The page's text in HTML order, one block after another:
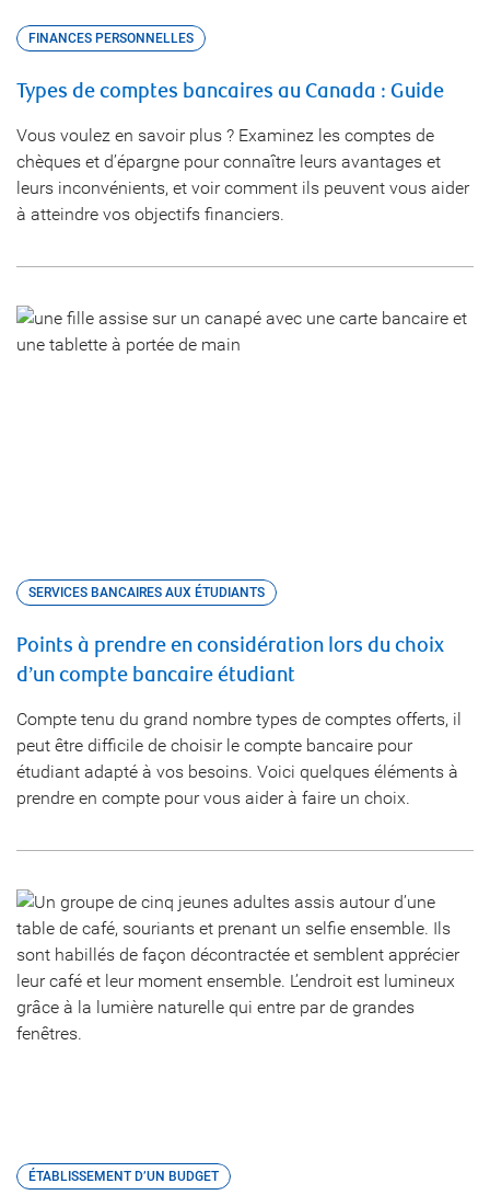
FINANCES PERSONNELLES
Types de comptes bancaires au Canada : Guide
Vous voulez en savoir plus ? Examinez les comptes de
chèques et d’épargne pour connaître leurs avantages et
leurs inconvénients, et voir comment ils peuvent vous aider
à atteindre vos objectifs financiers.
SERVICES BANCAIRES AUX ÉTUDIANTS
Points à prendre en considération lors du choix
d’un compte bancaire étudiant
Compte tenu du grand nombre types de comptes offerts, il
peut être difficile de choisir le compte bancaire pour
étudiant adapté à vos besoins. Voici quelques éléments à
prendre en compte pour vous aider à faire un choix.
ÉTABLISSEMENT D’UN BUDGET